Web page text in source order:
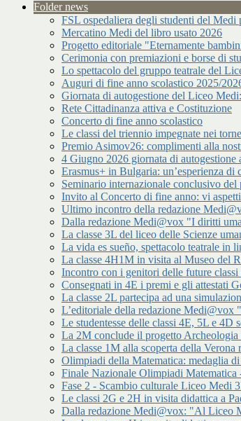
Folder news
FSL ospedaliera degli studenti del Medi
Mercatino Medi del libro usato 2026
Progetto editoriale "Eternamente
Cerimonia con premiazioni e borse di
Lo spettacolo del gruppo teatrale del
Auguri di fine anno scolastico 2025/
Giornata di autogestione del Liceo
Rete Cittadinanza attiva e Costituzione
Concerto di fine anno scolastico
Le classi del triennio impegnate nei
Premio Asimov26: complimenti alla
4 Giugno 2026 giornata di autogestione
Erasmus+ in Bulgaria: un’esperienza di
Seminario internazionale conclusivo
Invito al Concerto di fine anno: vi
Ultimo incontro della redazione
Dalla redazione Medi@vox "I diritti
La classe 3L del liceo delle Scienze
La vida es sueño, spettacolo teatrale in
La classe 4H1M in visita al Museo del
Incontro con i genitori delle future
Consegnati in 4E i premi e gli attestati
La classe 2L partecipa ad una
L’editoriale della redazione Medi@vox
Le studentesse delle classi 4E, 5L e 4D
La 2M conclude il progetto
La classe 1M alla scoperta della
Olimpiadi della Matematica: medaglia
Finale Nazionale Olimpiadi Matematica
Fase 2 - Scambio culturale Liceo Medi
Le classi 2G e 2H in visita didattica a
Dalla redazione Medi@vox: "Al Liceo